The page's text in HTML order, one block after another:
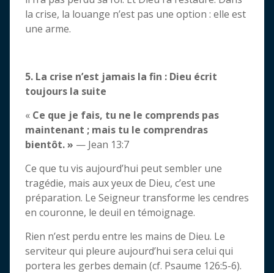
la crise, la louange n’est pas une option : elle est
une arme.
5. La crise n’est jamais la fin : Dieu écrit
toujours la suite
« Ce que je fais, tu ne le comprends pas
maintenant ; mais tu le comprendras
bientôt. » — Jean 13:7
Ce que tu vis aujourd’hui peut sembler une
tragédie, mais aux yeux de Dieu, c’est une
préparation. Le Seigneur transforme les cendres
en couronne, le deuil en témoignage.
Rien n’est perdu entre les mains de Dieu. Le
serviteur qui pleure aujourd’hui sera celui qui
portera les gerbes demain (cf. Psaume 126:5-6).